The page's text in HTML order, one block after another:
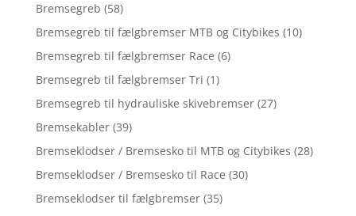
Bremsegreb (58)
Bremsegreb til fælgbremser MTB og Citybikes (10)
Bremsegreb til fælgbremser Race (6)
Bremsegreb til fælgbremser Tri (1)
Bremsegreb til hydrauliske skivebremser (27)
Bremsekabler (39)
Bremseklodser / Bremsesko til MTB og Citybikes (28)
Bremseklodser / Bremsesko til Race (30)
Bremseklodser til fælgbremser (35)